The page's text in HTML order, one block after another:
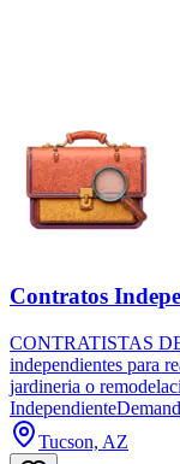
Contratos
CONTRATISTAS
independientes para
jardineria o
Independiente
Tucson, AZ